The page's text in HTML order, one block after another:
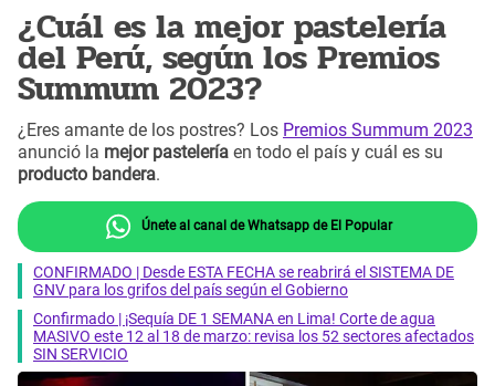
¿Cuál es la mejor pastelería
del Perú, según los Premios
Summum 2023?
¿Eres amante de los postres? Los Premios Summum 2023
anunció la mejor pastelería en todo el país y cuál es su
producto bandera.
Únete al canal de Whatsapp de El Popular
CONFIRMADO | Desde ESTA FECHA se reabrirá el SISTEMA DE
GNV para los grifos del país según el Gobierno
Confirmado | ¡Sequía DE 1 SEMANA en Lima! Corte de agua
MASIVO este 12 al 18 de marzo: revisa los 52 sectores afectados
SIN SERVICIO